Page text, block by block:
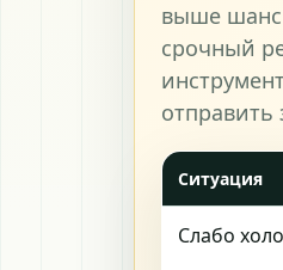
выше шанс
срочный
отправить
Ситуация
Слабо